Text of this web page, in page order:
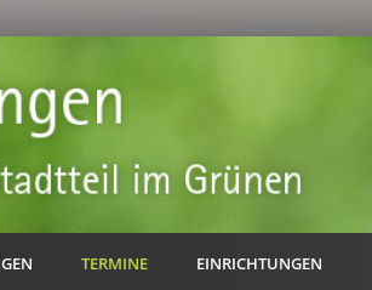
TERMINE EINRICHTUNGEN